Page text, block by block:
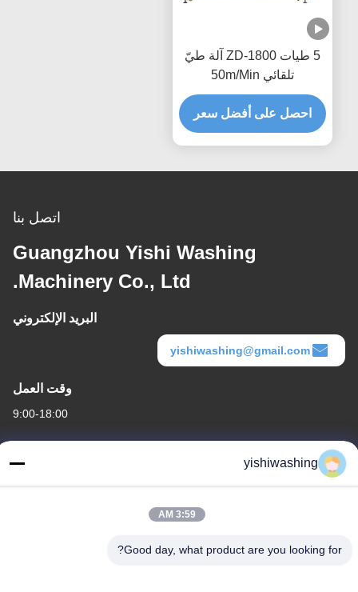
5 طيات ZD-1800 آلة طيّ
تلقائي 50m/Min
1200x1800mm
احصل على أفضل سعر
اتصل بنا
Guangzhou Yishi Washing
Machinery Co., Ltd.
البريد الإلكتروني
yishiwashing@gmail.com
وقت العمل
9:00-18:00
عنوان الشركة
لا.19طريق ليفكون، منطقة نانشا، قوانغتشو، الصين
yishiwashing
3:59 AM
Good day, what product are you looking for?